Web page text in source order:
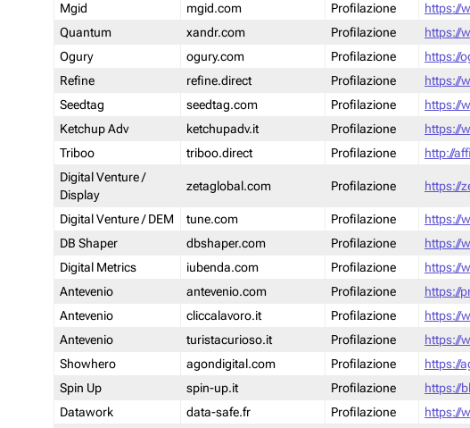
Mgid
mgid.com Profilazione
https://
Quantum
xandr.com Profilazione
https://
Ogury
ogury.com Profilazione
https://
Refine
refine.direct Profilazione
https://
Seedtag
seedtag.com Profilazione
https://
Ketchup Adv
ketchupadv.it Profilazione
https://
Triboo
triboo.direct Profilazione
http://
Digital Venture /
Display
zetaglobal.com Profilazione https://
Digital Venture / DEM tune.com Profilazione
https://
DB Shaper
dbshaper.com Profilazione
https://
Digital Metrics
iubenda.com Profilazione
https://
Antevenio
antevenio.com Profilazione
https://
Antevenio
cliccalavoro.it Profilazione
https://
Antevenio
turistacurioso.it Profilazione
https://
Showhero
agondigital.com Profilazione
https://
Spin Up
spin-up.it Profilazione
https://
Datawork
data-safe.fr Profilazione
https://